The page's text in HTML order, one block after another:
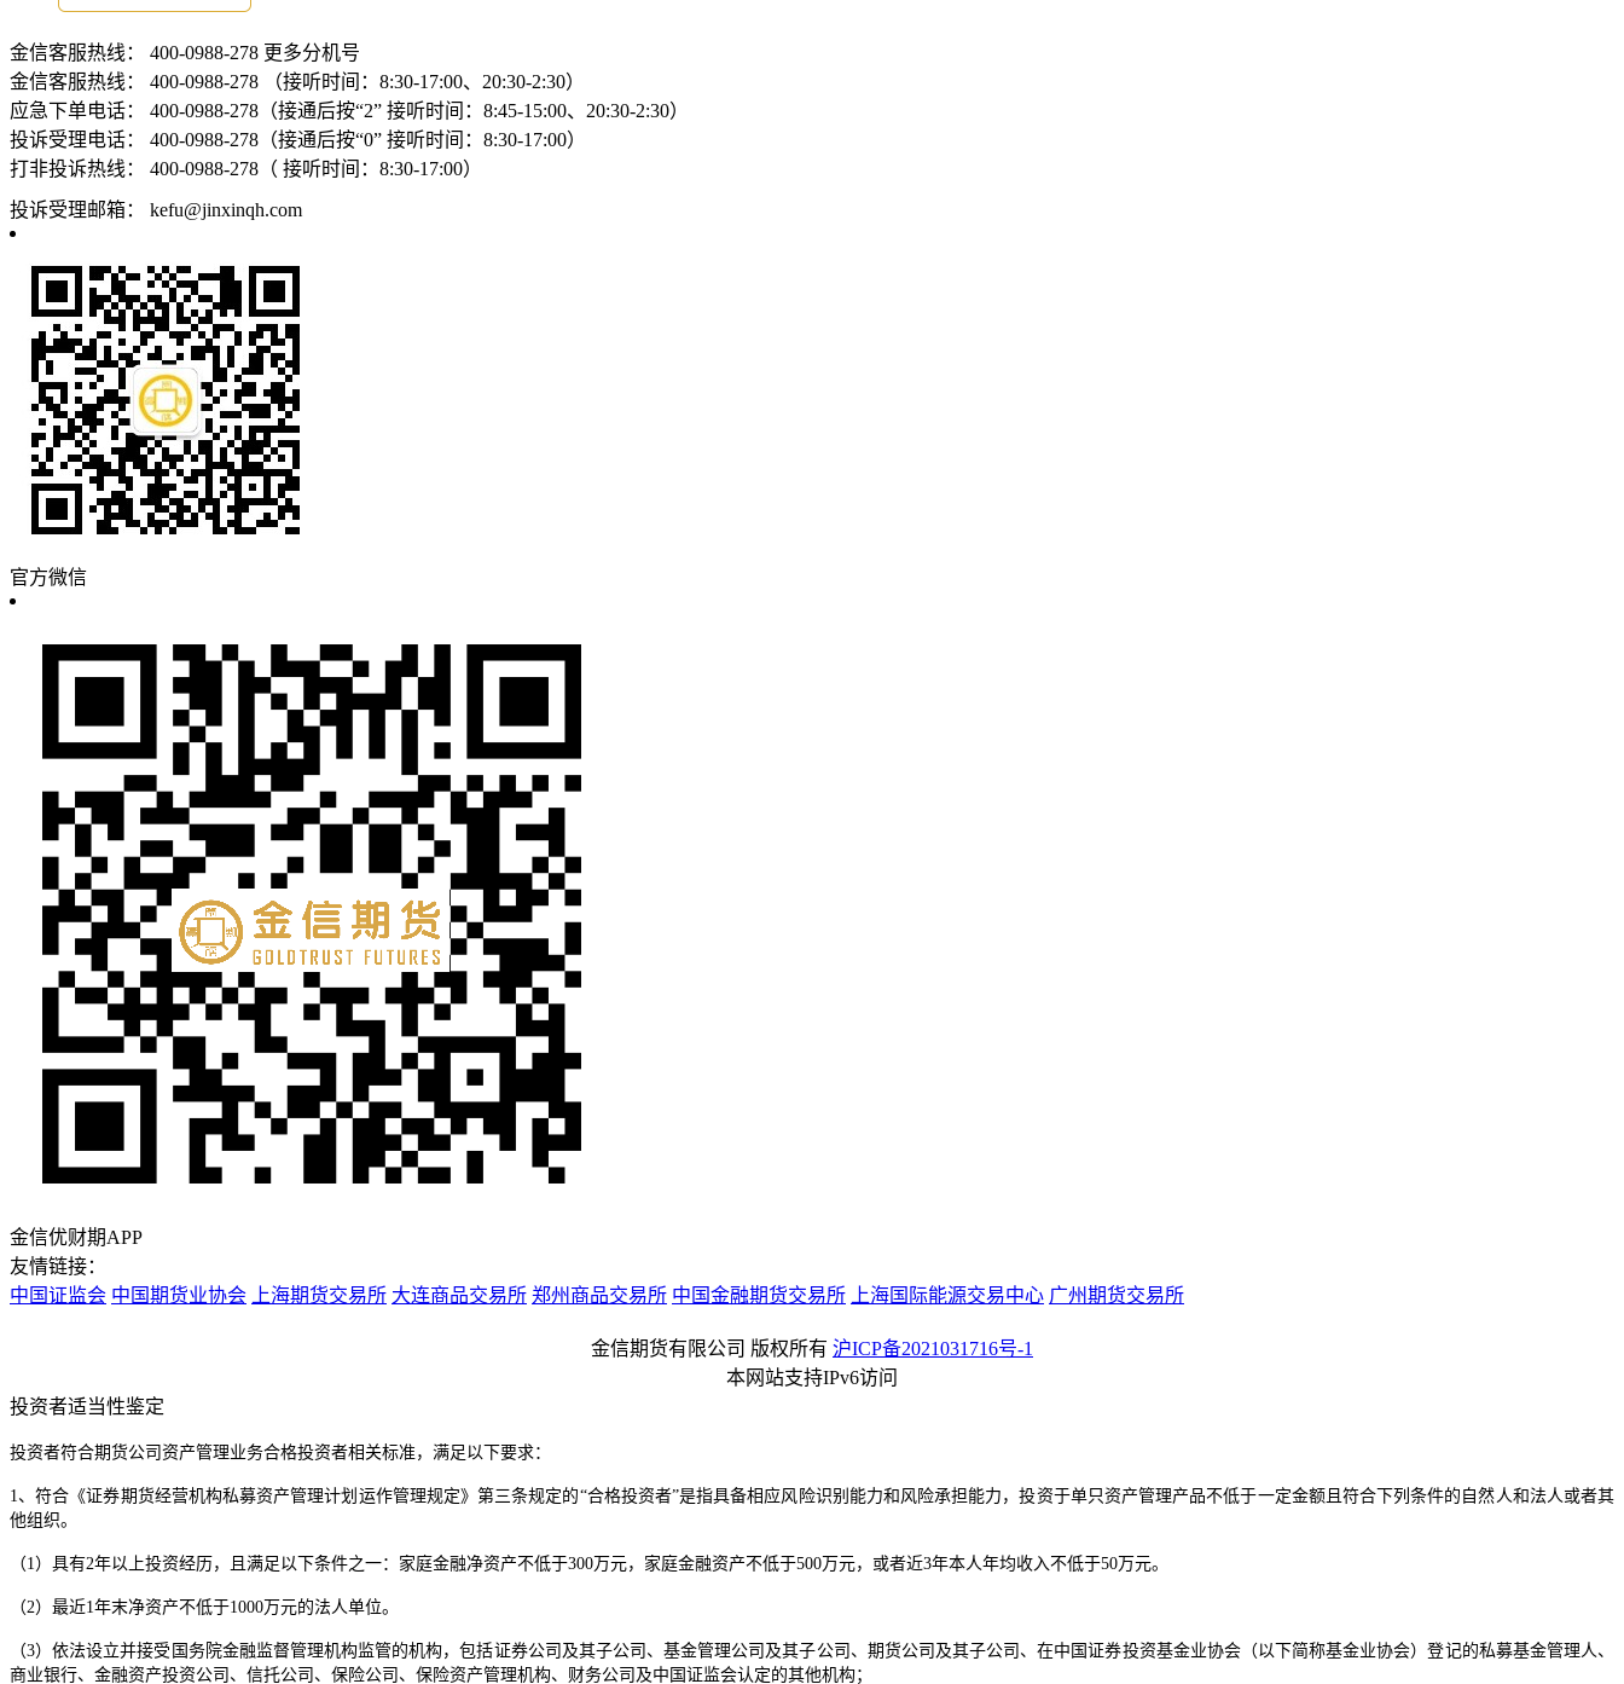
金信客服热线： 400-0988-278 更多分机号
金信客服热线：
400-0988-278 （接听时间：8:30-17:00、20:30-2:30）
应急下单电话：
400-0988-278（接通后按“2” 接听时间：8:45-15:00、20:30-2:30）
投诉受理电话：
400-0988-278（接通后按“0” 接听时间：8:30-17:00）
打非投诉热线：
400-0988-278（ 接听时间：8:30-17:00）
投诉受理邮箱：
kefu@jinxinqh.com
官方微信
金信优财期APP
友情链接：
中国证监会 中国期货业协会 上海期货交易所 大连商品交易所 郑州商品交易所 中国金融期货交易所 上海国际能源交易中心 广州期货交易所
金信期货有限公司 版权所有 沪ICP备2021031716号-1
本网站支持IPv6访问
投资者适当性鉴定
投资者符合期货公司资产管理业务合格投资者相关标准，满足以下要求：
1、符合《证券期货经营机构私募资产管理计划运作管理规定》第三条规定的“合格投资者”是指具备相应风险识别能力和风险承担能力，投资于单只资产管理产品不低于一定金额且符合下列条件的自然人和法人或者其
他组织。
（1）具有2年以上投资经历，且满足以下条件之一：家庭金融净资产不低于300万元，家庭金融资产不低于500万元，或者近3年本人年均收入不低于50万元。
（2）最近1年末净资产不低于1000万元的法人单位。
（3）依法设立并接受国务院金融监督管理机构监管的机构，包括证券公司及其子公司、基金管理公司及其子公司、期货公司及其子公司、在中国证券投资基金业协会（以下简称基金业协会）登记的私募基金管理人、
商业银行、金融资产投资公司、信托公司、保险公司、保险资产管理机构、财务公司及中国证监会认定的其他机构；